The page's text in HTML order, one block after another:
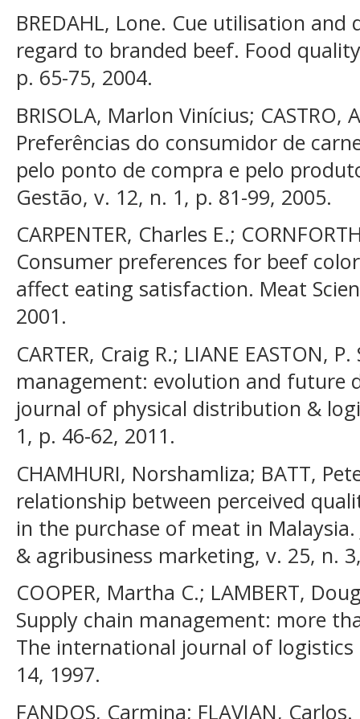
BREDAHL, Lone. Cue utilisation
regard to branded beef. Food
p. 65-75, 2004.
BRISOLA, Marlon Vinícius;
Preferências do consumidor de
pelo ponto de compra e pelo
Gestão, v. 12, n. 1, p. 81-99, 2005.
CARPENTER, Charles E.;
Consumer preferences for beef
affect eating satisfaction. Meat
2001.
CARTER, Craig R.; LIANE EASTON,
management: evolution and future
journal of physical distribution &
1, p. 46-62, 2011.
CHAMHURI, Norshamliza; BATT,
relationship between perceived
in the purchase of meat in
& agribusiness marketing, v. 25, n.
COOPER, Martha C.; LAMBERT,
Supply chain management: more
The international journal of
14, 1997.
FANDOS, Carmina; FLAVIAN,